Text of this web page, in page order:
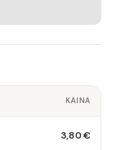
KAINA
3,80 €